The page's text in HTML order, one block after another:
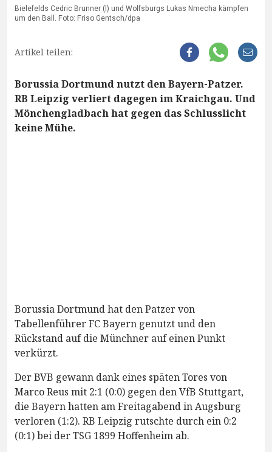
Bielefelds Cedric Brunner (l) und Wolfsburgs Lukas Nmecha kämpfen
um den Ball. Foto: Friso Gentsch/dpa
Artikel teilen:
Borussia Dortmund nutzt den Bayern-Patzer.
RB Leipzig verliert dagegen im Kraichgau. Und
Mönchengladbach hat gegen das Schlusslicht
keine Mühe.
Borussia Dortmund hat den Patzer von
Tabellenführer FC Bayern genutzt und den
Rückstand auf die Münchner auf einen Punkt
verkürzt.
Der BVB gewann dank eines späten Tores von
Marco Reus mit 2:1 (0:0) gegen den VfB Stuttgart,
die Bayern hatten am Freitagabend in Augsburg
verloren (1:2). RB Leipzig rutschte durch ein 0:2
(0:1) bei der TSG 1899 Hoffenheim ab.